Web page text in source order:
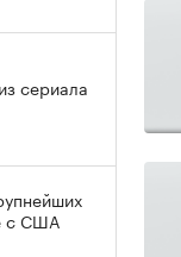
сериала
с США